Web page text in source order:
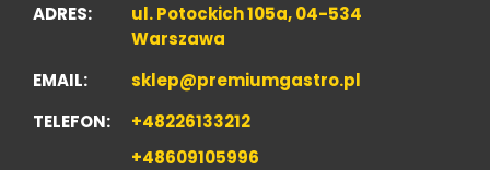
ADRES:
ul. Potockich 105a, 04-534
Warszawa
EMAIL:
sklep@premiumgastro.pl
TELEFON:
+48226133212
+48609105996